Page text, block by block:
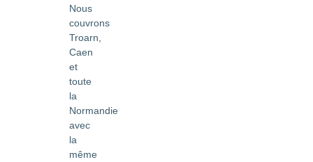
Nous
couvrons
Troarn,
Caen
et
toute
la
Normandie
avec
la
même